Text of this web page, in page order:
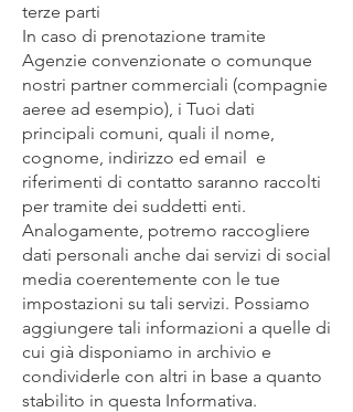
terze parti
In caso di prenotazione tramite
Agenzie convenzionate o comunque
nostri partner commerciali (compagnie
aeree ad esempio), i Tuoi dati
principali comuni, quali il nome,
cognome, indirizzo ed email e
riferimenti di contatto saranno raccolti
per tramite dei suddetti enti.
Analogamente, potremo raccogliere
dati personali anche dai servizi di social
media coerentemente con le tue
impostazioni su tali servizi. Possiamo
aggiungere tali informazioni a quelle di
cui già disponiamo in archivio e
condividerle con altri in base a quanto
stabilito in questa Informativa.